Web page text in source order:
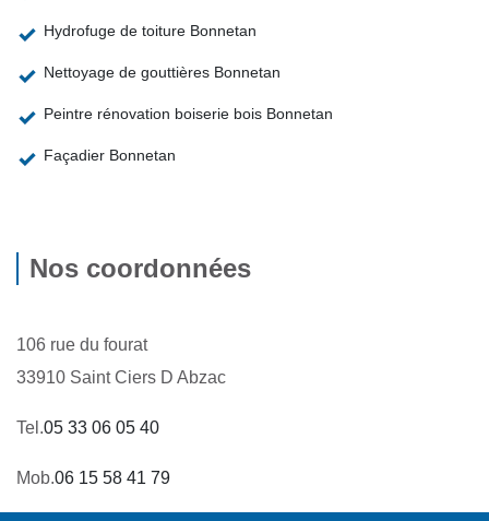
Hydrofuge de toiture Bonnetan
Nettoyage de gouttières Bonnetan
Peintre rénovation boiserie bois Bonnetan
Façadier Bonnetan
Nos coordonnées
106 rue du fourat
33910 Saint Ciers D Abzac
Tel.05 33 06 05 40
Mob.06 15 58 41 79